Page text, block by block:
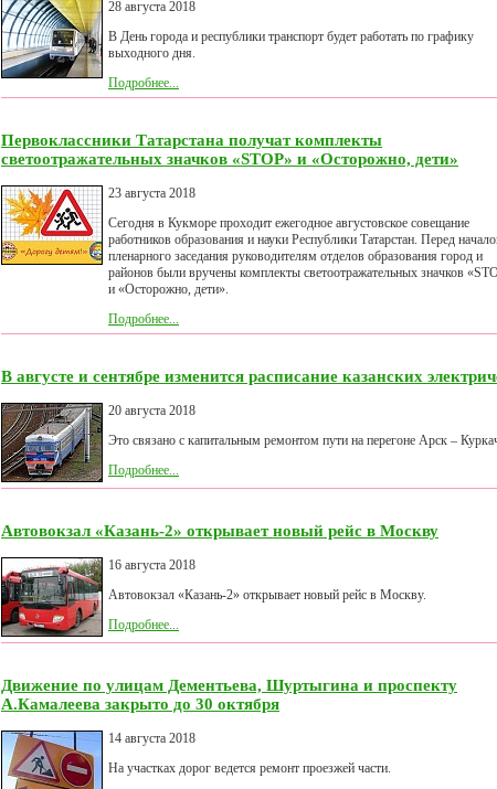
28 августа 2018
В День города и республики транспорт будет работать по графику
выходного дня.
Подробнее...
Первоклассники Татарстана получат комплекты
светоотражательных значков «STOP» и «Осторожно, дети»
23 августа 2018
Сегодня в Кукморе проходит ежегодное августовское совещание
работников образования и науки Республики Татарстан. Перед
пленарного заседания руководителям отделов образования город и
районов были вручены комплекты светоотражательных значков
и «Осторожно, дети».
Подробнее...
В августе и сентябре изменится расписание казанских
20 августа 2018
Это связано с капитальным ремонтом пути на перегоне Арск –
Подробнее...
Автовокзал «Казань-2» открывает новый рейс в Москву
16 августа 2018
Автовокзал «Казань-2» открывает новый рейс в Москву.
Подробнее...
Движение по улицам Дементьева, Шуртыгина и проспекту
А.Камалеева закрыто до 30 октября
14 августа 2018
На участках дорог ведется ремонт проезжей части.